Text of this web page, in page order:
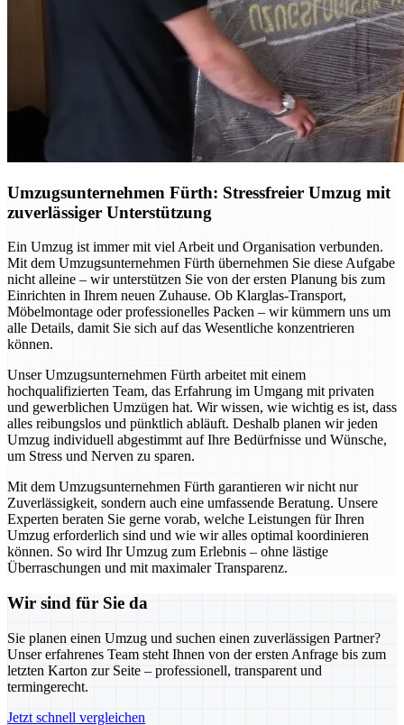
Umzugsunternehmen Fürth: Stressfreier Umzug mit
zuverlässiger Unterstützung
Ein Umzug ist immer mit viel Arbeit und Organisation verbunden.
Mit dem Umzugsunternehmen Fürth übernehmen Sie diese Aufgabe
nicht alleine – wir unterstützen Sie von der ersten Planung bis zum
Einrichten in Ihrem neuen Zuhause. Ob Klarglas-Transport,
Möbelmontage oder professionelles Packen – wir kümmern uns um
alle Details, damit Sie sich auf das Wesentliche konzentrieren
können.
Unser Umzugsunternehmen Fürth arbeitet mit einem
hochqualifizierten Team, das Erfahrung im Umgang mit privaten
und gewerblichen Umzügen hat. Wir wissen, wie wichtig es ist, dass
alles reibungslos und pünktlich abläuft. Deshalb planen wir jeden
Umzug individuell abgestimmt auf Ihre Bedürfnisse und Wünsche,
um Stress und Nerven zu sparen.
Mit dem Umzugsunternehmen Fürth garantieren wir nicht nur
Zuverlässigkeit, sondern auch eine umfassende Beratung. Unsere
Experten beraten Sie gerne vorab, welche Leistungen für Ihren
Umzug erforderlich sind und wie wir alles optimal koordinieren
können. So wird Ihr Umzug zum Erlebnis – ohne lästige
Überraschungen und mit maximaler Transparenz.
Wir sind für Sie da
Sie planen einen Umzug und suchen einen zuverlässigen Partner?
Unser erfahrenes Team steht Ihnen von der ersten Anfrage bis zum
letzten Karton zur Seite – professionell, transparent und
termingerecht.
Jetzt schnell vergleichen